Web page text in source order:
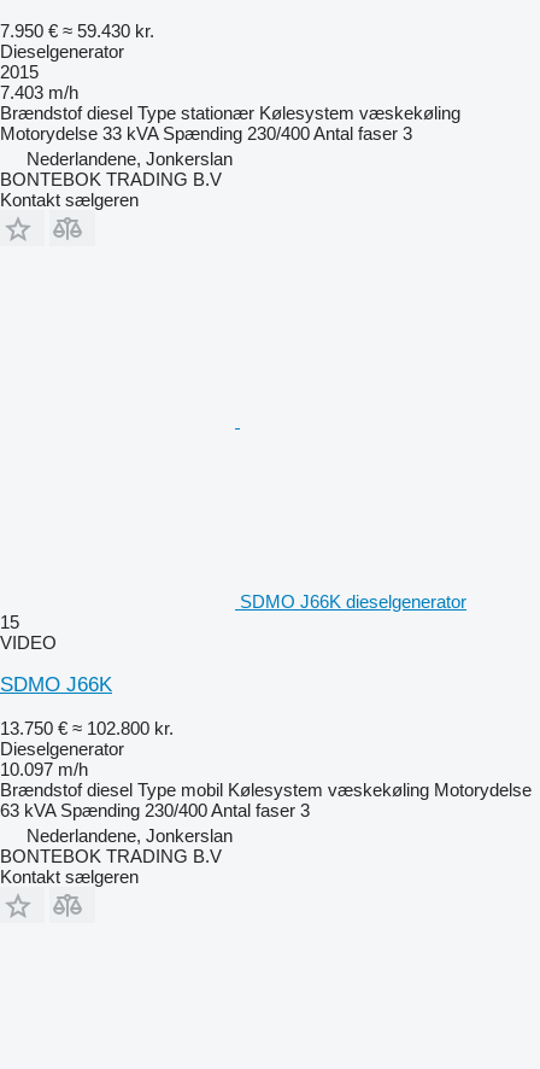
7.950 € ≈ 59.430 kr.
Dieselgenerator
2015
7.403 m/h
Brændstof diesel Type stationær Kølesystem væskekøling
Motorydelse 33 kVA Spænding 230/400Antal faser 3
Nederlandene, Jonkerslan
BONTEBOK TRADING B.V
Kontakt sælgeren
SDMO J66K dieselgenerator
15
VIDEO
SDMO J66K
13.750 € ≈ 102.800 kr.
Dieselgenerator
10.097 m/h
Brændstof diesel Type mobil Kølesystem væskekøling Motorydelse
63 kVA Spænding 230/400Antal faser 3
Nederlandene, Jonkerslan
BONTEBOK TRADING B.V
Kontakt sælgeren